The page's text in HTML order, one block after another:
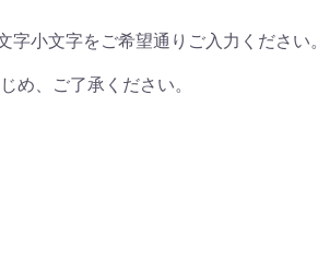
小文字をご希望通りご入力ください。
め、ご了承ください。